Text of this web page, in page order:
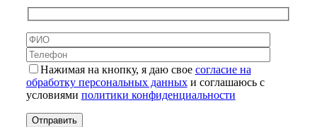
Нажимая на кнопку, я даю свое согласие на
обработку персональных данныхи соглашаюсь с
условиями политики конфиденциальности